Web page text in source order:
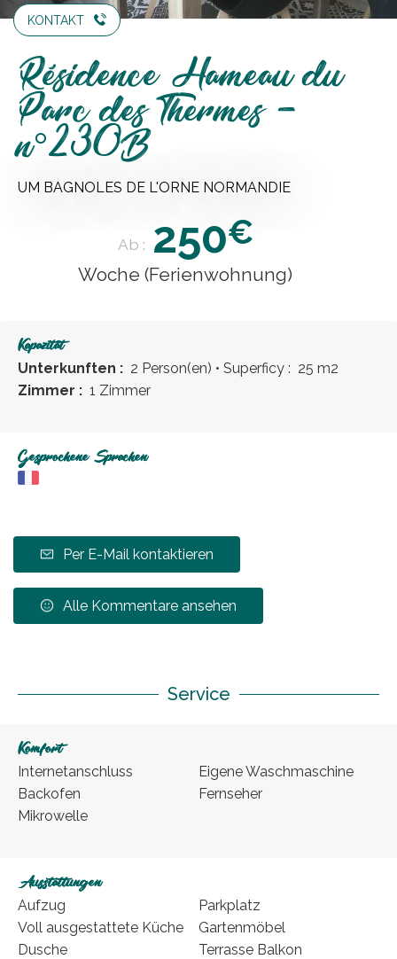
KONTAKT
Résidence Hameau du
Parc des Thermes -
n°230B
UM BAGNOLES DE L'ORNE NORMANDIE
Ab : 250€
Woche (Ferienwohnung)
Kapazität
Unterkunften : 2 Person(en) • Superficy : 25 m2
Zimmer : 1 Zimmer
Gesprochene Sprachen
Per E-Mail kontaktieren
Alle Kommentare ansehen
Service
Komfort
Internetanschluss
Backofen
Mikrowelle
Eigene Waschmaschine
Fernseher
Ausstattungen
Aufzug
Voll ausgestattete Küche
Dusche
Parkplatz
Gartenmöbel
Terrasse Balkon